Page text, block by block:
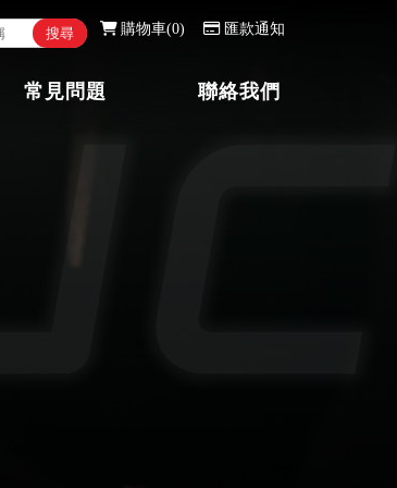
購物車 0 匯款通知
常見問題 聯絡我們